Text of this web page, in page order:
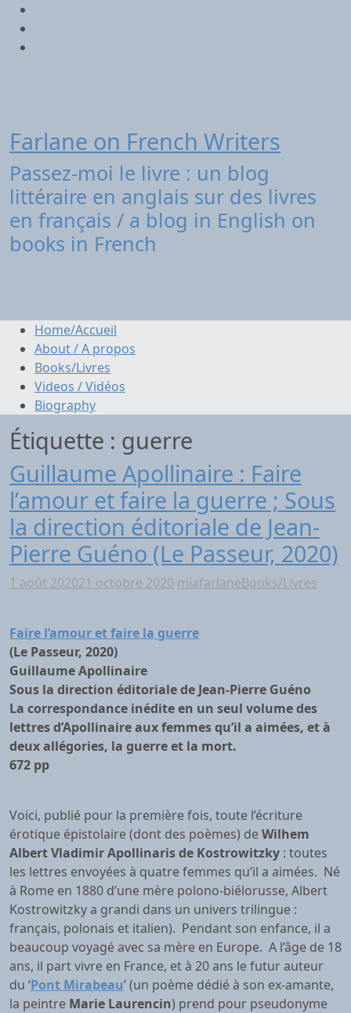
Aller
contenu
Farlane on French Writers
Passez-moi le livre : un blog
littéraire en anglais sur des livres
en français / a blog in English on
books in French
Home/Accueil
About / A propos
Books/Livres
Videos / Vidéos
Biography
Étiquette : guerre
Guillaume Apollinaire : Faire
l’amour et faire la guerre ; Sous
la direction éditoriale de Jean-
Pierre Guéno (Le Passeur, 2020)
1 août 202021 octobre 2020 miafarlaneBooks/Livres
Faire l’amour et faire la guerre
(Le Passeur, 2020)
Guillaume Apollinaire
Sous la direction éditoriale de Jean-Pierre Guéno
La correspondance inédite en un seul volume des
lettres d’Apollinaire aux femmes qu’il a aimées, et à
deux allégories, la guerre et la mort.
672 pp
.
Voici, publié pour la première fois, toute l’écriture
érotique épistolaire (dont des poèmes) deWilhem
Albert Vladimir Apollinaris de Kostrowitzky : toutes
les lettres envoyées à quatre femmes qu’il a aimées. Né
à Rome en 1880 d’une mère polono-biélorusse, Albert
Kostrowitzky a grandi dans un univers trilingue :
français, polonais et italien). Pendant son enfance, il a
beaucoup voyagé avec sa mère en Europe. A l’âge de 18
ans, il part vivre en France, et à 20 ans le futur auteur
du ‘Pont Mirabeau’ (un poème dédié à son ex-amante,
la peintre Marie Laurencin) prend pour pseudonyme